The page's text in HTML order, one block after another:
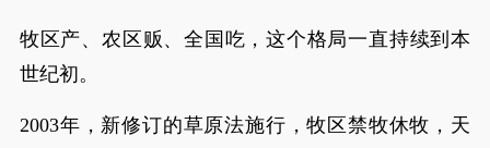
牧区产、农区贩、全国吃，这个格局一直持续到本
世纪初。
2003年，新修订的草原法施行，牧区禁牧休牧，天